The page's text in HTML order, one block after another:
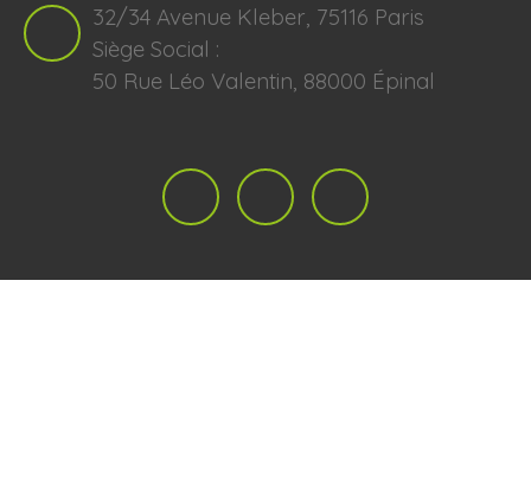
32/34 Avenue Kleber, 75116 Paris
Siège Social :
50 Rue Léo Valentin, 88000 Épinal